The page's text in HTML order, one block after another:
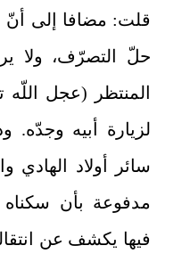
قلت: مضافا إلى
حلّ التصرّف، ولا
المنتظر (عجل اللّه
لزيارة أبيه وجدّه.
سائر أولاد الهادي
مدفوعة بأن
فيها يكشف عن